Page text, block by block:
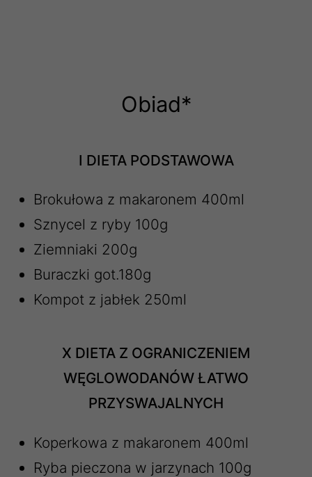
Obiad*
I DIETA PODSTAWOWA
Brokułowa z makaronem 400ml
Sznycel z ryby 100g
Ziemniaki 200g
Buraczki got.180g
Kompot z jabłek 250ml
X DIETA Z OGRANICZENIEM
WĘGLOWODANÓW ŁATWO
PRZYSWAJALNYCH
Koperkowa z makaronem 400ml
Ryba pieczona w jarzynach 100g